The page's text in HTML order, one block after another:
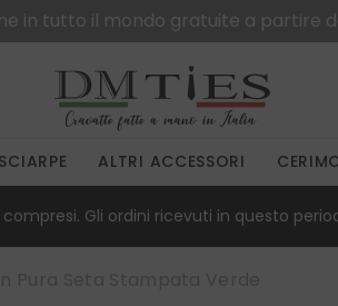
in tutto il mondo gratuite a partire
SCIARPE ALTRI ACCESSORI
Gli ordini ricevuti in questo